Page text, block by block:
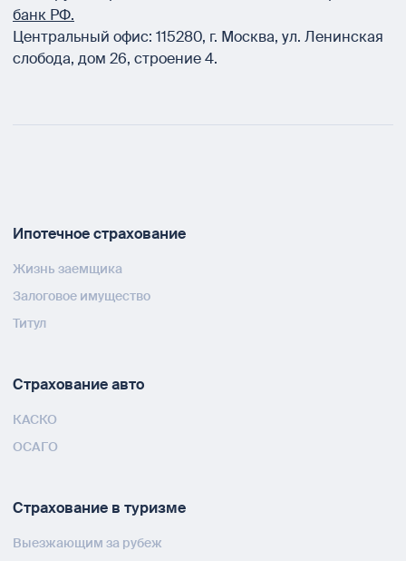
банк РФ.
Центральный офис: 115280, г. Москва, ул. Ленинская
слобода, дом 26, строение 4.
Ипотечное страхование
Жизнь заемщика
Залоговое имущество
Титул
Страхование авто
КАСКО
ОСАГО
Страхование в туризме
Выезжающим за рубеж